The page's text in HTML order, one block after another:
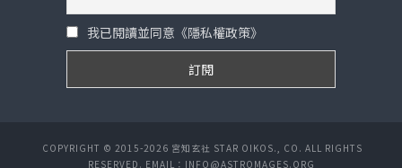
我已閱讀並同意《隱私權政策》
COPYRIGHT © 2015-2026 宮知玄社 STAR OIKOS., CO. ALL RIGHTS
RESERVED. EMAIL：INFO@ASTROMAGES.ORG